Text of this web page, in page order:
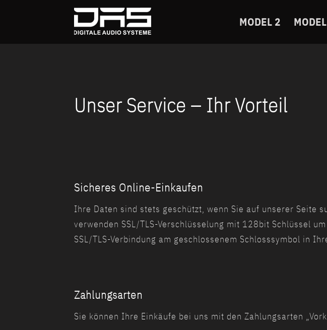
MODEL 2
Unser Service – Ihr Vorteil
Sicheres Online-Einkaufen
Ihre Daten sind stets geschützt, wenn Sie auf unserer Seite
verwenden SSL/TLS-Verschlüsselung mit 128bit Schlüssel
SSL/TLS-Verbindung am geschlossenem Schlosssymbol in
Zahlungsarten
Sie können Ihre Einkäufe bei uns mit den Zahlungsarten